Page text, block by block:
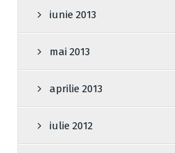
iunie 2013
mai 2013
aprilie 2013
iulie 2012